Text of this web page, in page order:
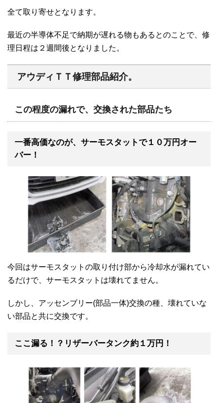
全て取り寄せとなります。
最近の半導体不足で納期が遅れる物もあるとのことで、修
理日程は２週間後となりました。
アウディＴＴ修理部品紹介。
この程度の漏れで、交換された部品たち
一番高価なのが、サーモスタットで１０万円オー
バー！
今回はサーモスタットの取り付け部から冷却水が漏れてい
るだけで、サーモスタットは壊れてません。
しかし、アッセンブリー(部品一体)交換の種、壊れていな
い部品と共に交換です。
ここ漏る！？リザーバータンク約１万円！